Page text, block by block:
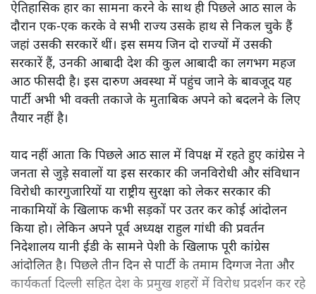
ऐतिहासिक हार का सामना करने के साथ ही पिछले आठ साल के
दौरान एक-एक करके वे सभी राज्य उसके हाथ से निकल चुके हैं
जहां उसकी सरकारें थीं। इस समय जिन दो राज्यों में उसकी
सरकारें हैं, उनकी आबादी देश की कुल आबादी का लगभग महज
आठ फीसदी है। इस दारुण अवस्था में पहुंच जाने के बावजूद यह
पार्टी अभी भी वक्ती तकाजे के मुताबिक अपने को बदलने के लिए
तैयार नहीं है।
याद नहीं आता कि पिछले आठ साल में विपक्ष में रहते हुए कांग्रेस ने
जनता से जुड़े सवालों या इस सरकार की जनविरोधी और संविधान
विरोधी कारगुजारियों या राष्ट्रीय सुरक्षा को लेकर सरकार की
नाकामियों के खिलाफ कभी सड़कों पर उतर कर कोई आंदोलन
किया हो। लेकिन अपने पूर्व अध्यक्ष राहुल गांधी की प्रवर्तन
निदेशालय यानी ईडी के सामने पेशी के खिलाफ पूरी कांग्रेस
आंदोलित है। पिछले तीन दिन से पार्टी के तमाम दिग्गज नेता और
कार्यकर्ता दिल्ली सहित देश के प्रमुख शहरों में विरोध प्रदर्शन कर रहे